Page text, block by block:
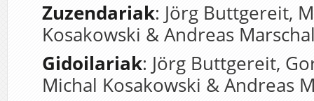
Zuzendariak: Jörg Buttgereit,
Kosakowski & Andreas
Gidoilariak: Jörg Buttgereit,
Michal Kosakowski & Andreas